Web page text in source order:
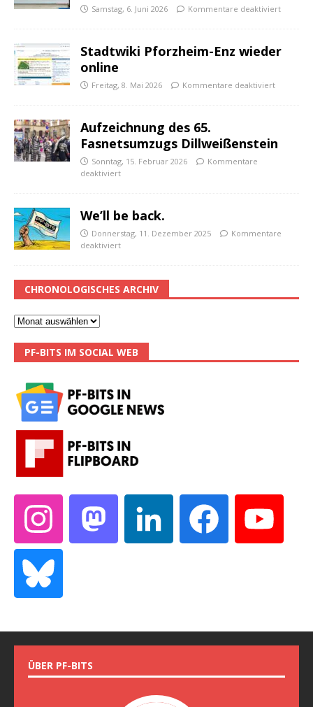
Samstag, 6. Juni 2026 Kommentare deaktiviert
Stadtwiki Pforzheim-Enz wieder
online
Freitag, 8. Mai 2026 Kommentare deaktiviert
Aufzeichnung des 65.
Fasnetsumzugs Dillweißenstein
Sonntag, 15. Februar 2026
Kommentare
deaktiviert
We’ll be back.
Donnerstag, 11. Dezember 2025
Kommentare
deaktiviert
CHRONOLOGISCHES ARCHIV
PF-BITS IM SOCIAL WEB
ÜBER PF-BITS